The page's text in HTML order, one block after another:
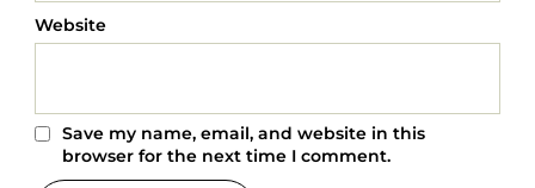
Website
Save my name, email, and website in this
browser for the next time I comment.